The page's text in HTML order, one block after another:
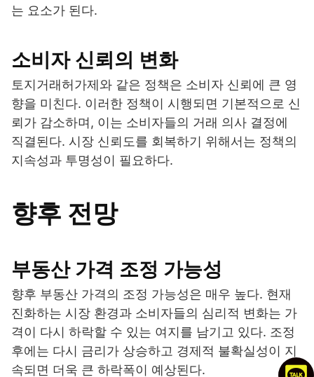
는 요소가 된다.
소비자 신뢰의 변화
토지거래허가제와 같은 정책은 소비자 신뢰에 큰 영
향을 미친다. 이러한 정책이 시행되면 기본적으로 신
뢰가 감소하며, 이는 소비자들의 거래 의사 결정에
직결된다. 시장 신뢰도를 회복하기 위해서는 정책의
지속성과 투명성이 필요하다.
향후 전망
부동산 가격 조정 가능성
향후 부동산 가격의 조정 가능성은 매우 높다. 현재
진화하는 시장 환경과 소비자들의 심리적 변화는 가
격이 다시 하락할 수 있는 여지를 남기고 있다. 조정
후에는 다시 금리가 상승하고 경제적 불확실성이 지
속되면 더욱 큰 하락폭이 예상된다.